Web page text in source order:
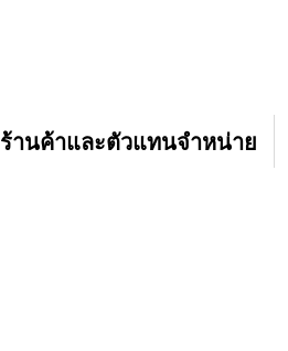
ร้านค้าและตัวแทนจำหน่าย